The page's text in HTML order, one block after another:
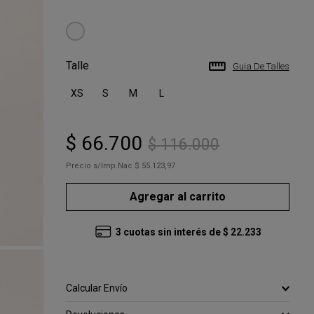
Talle
XS S M
Guia De Talles
$ 66.700 $ 116.000
Precio s/Imp.Nac $ 55.123,97
Agregar al carrito
3 cuotas sin interés de $ 22.233
Calcular Envío